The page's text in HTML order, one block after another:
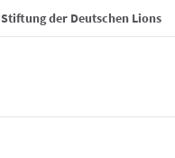
Stiftung der Deutschen Lions